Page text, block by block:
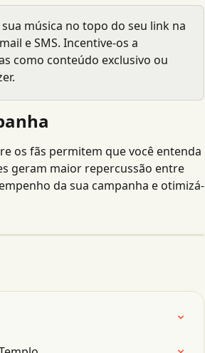
música no topo do seu link na
e SMS. Incentive-os a
como conteúdo exclusivo ou
os fãs permitem que você entenda
geram maior repercussão entre
da sua campanha e otimizá-